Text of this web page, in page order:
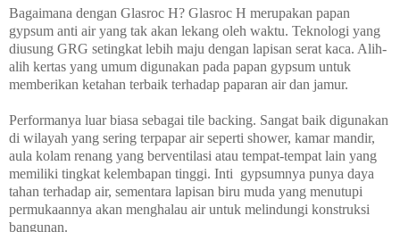
Bagaimana dengan Glasroc H? Glasroc H merupakan papan
gypsum anti air yang tak akan lekang oleh waktu. Teknologi yang
diusung GRG setingkat lebih maju dengan lapisan serat kaca. Alih-
alih kertas yang umum digunakan pada papan gypsum untuk
memberikan ketahan terbaik terhadap paparan air dan jamur.
Performanya luar biasa sebagai tile backing. Sangat baik digunakan
di wilayah yang sering terpapar air seperti shower, kamar mandir,
aula kolam renang yang berventilasi atau tempat-tempat lain yang
memiliki tingkat kelembapan tinggi. Inti gypsumnya punya daya
tahan terhadap air, sementara lapisan biru muda yang menutupi
permukaannya akan menghalau air untuk melindungi konstruksi
bangunan.